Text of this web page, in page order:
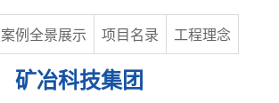
案例全景展示 项目名录 工程理念
矿冶科技集团